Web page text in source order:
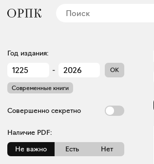
Год издания:
- OK
Современные книги
Совершенно секретно
Наличие PDF:
Не важно
Есть Нет